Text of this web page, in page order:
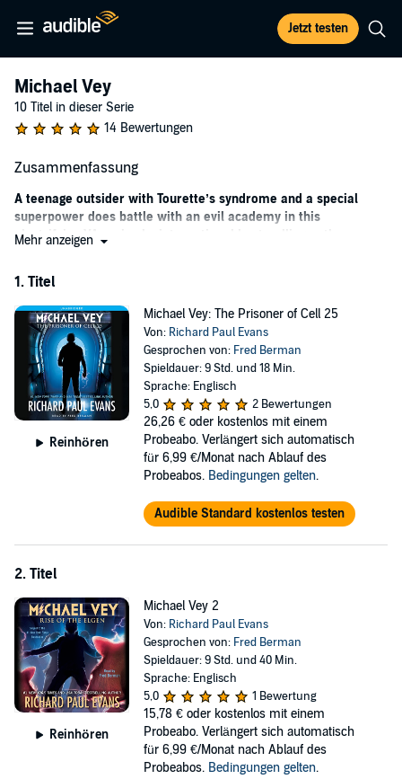
Jetzt testen
Michael Vey
10 Titel in dieser Serie
14 Bewertungen
Zusammenfassung
A teenage outsider with Tourette’s syndrome and a special
superpower does battle with an evil academy in this
electrifying YA series by international best-selling author
With his quirks and his tics, thanks to Tourette's syndrome, 14-year-
hidden power, which comes in especially handy when he's attacked
by school bullies: the ability to shoot electricity from his palms.
When Michael discovers that his secret crush, a cheerleader named
Taylor, has the same supernatural abilities, they join together with a
techno-genius—his best friend, Ostin—to form a super trio called
the Electroclan.
Being in possession of so much power puts the Electroclan on the
radar of the secret Order of Elgen. At first, the Electroclan are thrilled
to be given scholarships to the Elgen Academy, but later discover
own fiendish purposes. And he does not tolerate any
insubordination from his pupils. As the series progresses, Michael
and his friends end up traveling around the world to do battle with
the evil Dr. Hatch and his faithful Elgen, hoping to finally end their
wickedness once and for all.
Richard Paul Evans is the international best-selling author of more
than 35 books for both adults and children, starting with his debut,
The Christmas Box. His most recent success has been the Michael
Vey heptalogy, with the first book, The Prisoner of Cell 25, reaching
number one on the list of New York Times best-selling chapter
books.
Esteemed audiobook narrators Fred Berman, Kirby Heyborne, and
Keith Nobbs—who have performed such hits as Six of Crows, Gone
Girl, and Contagious—have all contributed to the series. Each
Mehr anzeigen
1. Titel
Reinhören
Michael Vey: The Prisoner of Cell 25
Von: Richard Paul Evans
Gesprochen von: Fred Berman
Spieldauer: 9 Std. und 18 Min.
Sprache: Englisch
5,0
2 Bewertungen
26,26 € oder kostenlos mit einem
Probeabo. Verlängert sich automatisch
für 6,99 €/Monat nach Ablauf des
Probeabos. Bedingungen gelten.
Audible Standard kostenlos testen
2. Titel
Reinhören
Michael Vey 2
Von: Richard Paul Evans
Gesprochen von: Fred Berman
Spieldauer: 9 Std. und 40 Min.
Sprache: Englisch
5,0
1 Bewertung
15,78 € oder kostenlos mit einem
Probeabo. Verlängert sich automatisch
für 6,99 €/Monat nach Ablauf des
Probeabos. Bedingungen gelten.